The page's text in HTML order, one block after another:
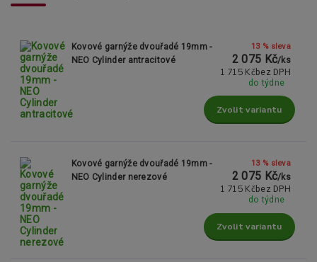
Kovové garnýže dvouřadé 19mm -
NEO Cylinder antracitové
13 % sleva
2 075 Kč/ks
1 715 Kč bez DPH
do týdne
Zvolit variantu
Kovové garnýže dvouřadé 19mm -
NEO Cylinder nerezové
13 % sleva
2 075 Kč/ks
1 715 Kč bez DPH
do týdne
Zvolit variantu